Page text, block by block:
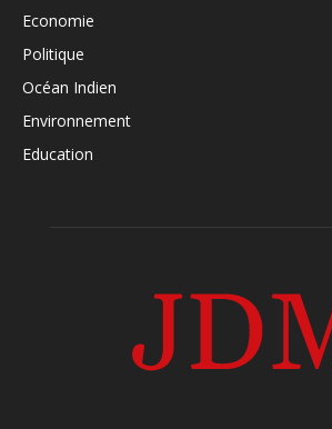
Economie
Politique
Océan Indien
Environnement
Education